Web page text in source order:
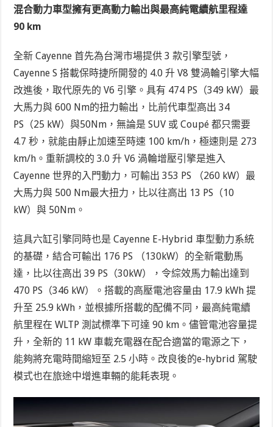
混合動力車型擁有更高動力輸出與最高純電續航里程達
90 km
全新 Cayenne 首先為台灣市場提供 3 款引擎型號，
Cayenne S 搭載保時捷所開發的 4.0 升 V8 雙渦輪引擎大幅
改進後，取代原先的 V6 引擎。具有 474 PS（349 kW）最
大馬力與 600 Nm的扭力輸出，比前代車型高出 34
PS（25 kW）與50Nm，無論是 SUV 或 Coupé 都只需要
4.7 秒，就能由靜止加速至時速 100 km/h，極速則是 273
km/h。重新調校的 3.0 升 V6 渦輪增壓引擎是進入
Cayenne 世界的入門動力，可輸出 353 PS （260 kW）最
大馬力與 500 Nm最大扭力，比以往高出 13 PS（10
kW）與 50Nm。
這具六缸引擎同時也是 Cayenne E-Hybrid 車型動力系統
的基礎，結合可輸出 176 PS （130kW）的全新電動馬
達，比以往高出 39 PS（30kW），令綜效馬力輸出達到
470 PS（346 kW）。搭載的高壓電池容量由 17.9 kWh 提
升至 25.9 kWh，並根據所搭載的配備不同，最高純電續
航里程在 WLTP 測試標準下可達 90 km。儘管電池容量提
升，全新的 11 kW 車載充電器在配合適當的電源之下，
能夠將充電時間縮短至 2.5 小時。改良後的e-hybrid 駕駛
模式也在旅途中增進車輛的能耗表現。